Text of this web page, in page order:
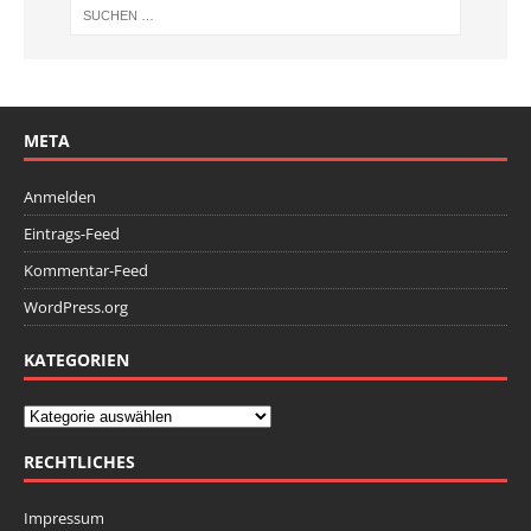
META
Anmelden
Eintrags-Feed
Kommentar-Feed
WordPress.org
KATEGORIEN
RECHTLICHES
Impressum